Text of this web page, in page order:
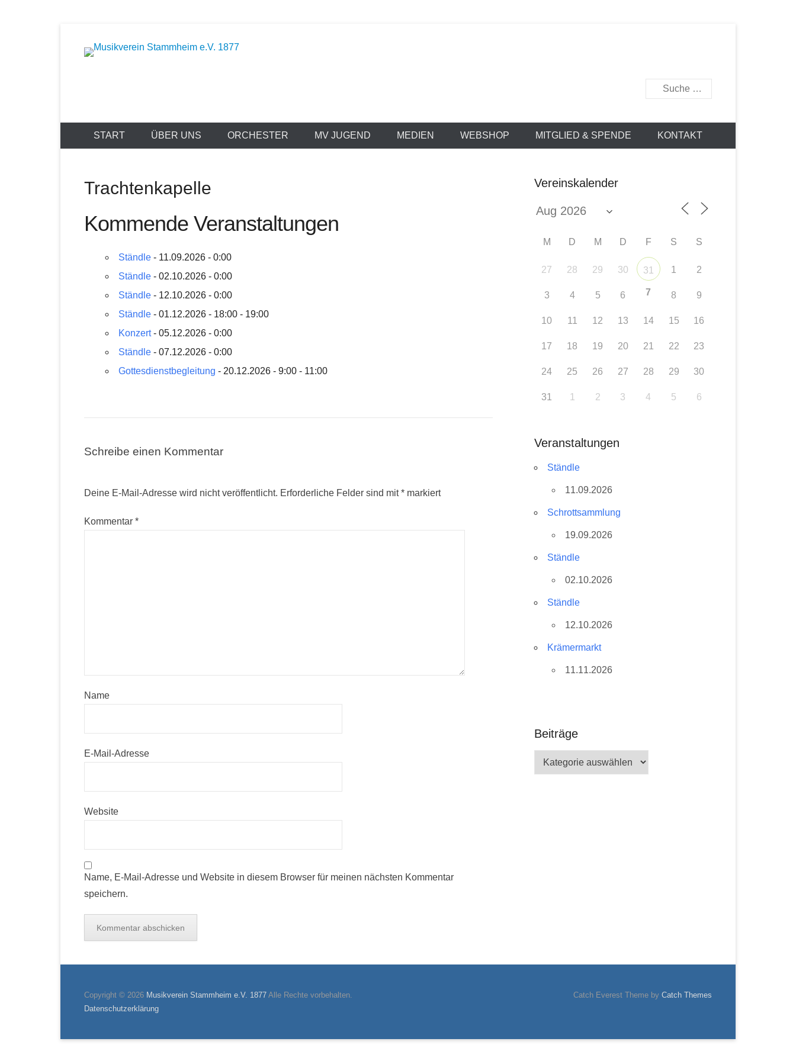
Suchen
START ÜBER UNS ORCHESTER MV JUGEND MEDIEN WEBSHOP MITGLIED & SPENDE KONTAKT
Trachtenkapelle
Kommende Veranstaltungen
Ständle - 11.09.2026 - 0:00
Ständle - 02.10.2026 - 0:00
Ständle - 12.10.2026 - 0:00
Ständle - 01.12.2026 - 18:00 - 19:00
Konzert- 05.12.2026 - 0:00
Ständle - 07.12.2026 - 0:00
Gottesdienstbegleitung - 20.12.2026 - 9:00 - 11:00
Schreibe einen Kommentar
Deine E-Mail-Adresse wird nicht veröffentlicht. Erforderliche Felder sind mit* markiert
Kommentar *
Name
E-Mail-Adresse
Website
Name, E-Mail-Adresse und Website in diesem Browser für meinen nächsten Kommentar
speichern.
Vereinskalender
M D M D F S S
27 28 29 30 31 1 2
3 4 5 6 7 8 9
10 11 12 13 14 15 16
17 18 19 20 21 22 23
24 25 26 27 28 29 30
31 1 2 3 4 5 6
Veranstaltungen
Ständle
11.09.2026
Schrottsammlung
19.09.2026
Ständle
02.10.2026
Ständle
12.10.2026
Krämermarkt
11.11.2026
Beiträge
Beiträge
Copyright © 2026 Musikverein Stammheim e.V. 1877 Alle Rechte vorbehalten.
Datenschutzerklärung
Catch Everest Theme by Catch Themes